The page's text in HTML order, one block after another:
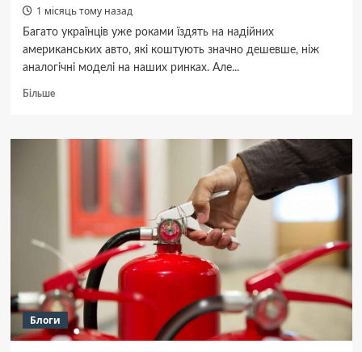
1 місяць тому назад
Багато українців уже роками їздять на надійних
американських авто, які коштують значно дешевше, ніж
аналогічні моделі на наших ринках. Але...
БільшеДокладніше
авто
проходить
весь
процес
Блоги